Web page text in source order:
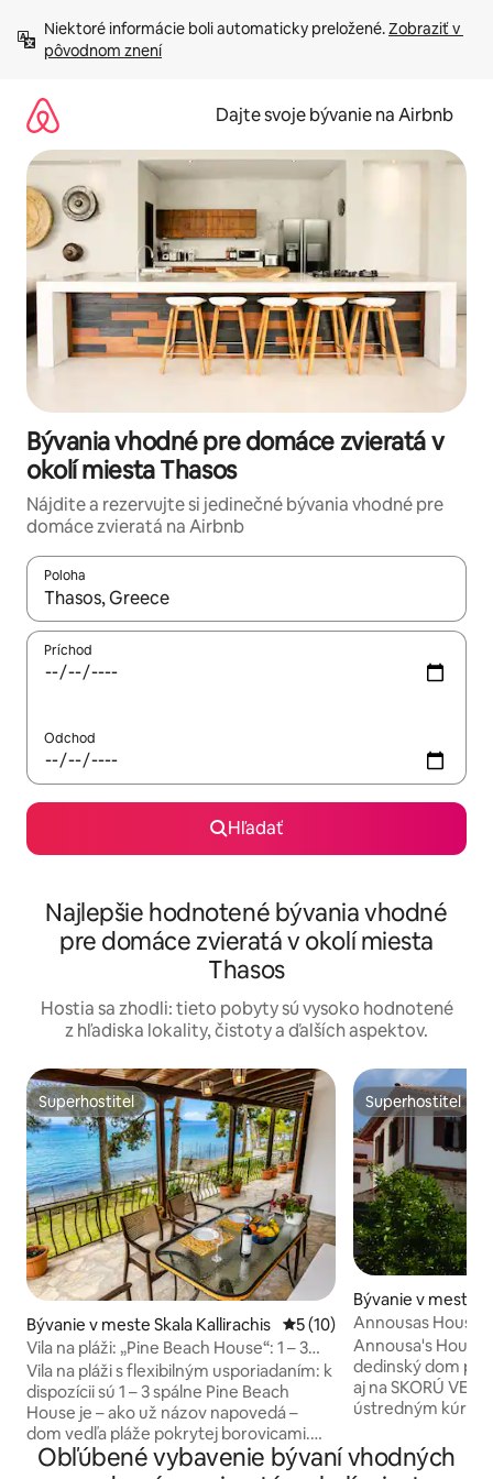
obsah.
Niektoré informácie boli automaticky preložené. Zobraziť v
pôvodnom znení
Dajte svoje bývanie na Airbnb
Bývania vhodné pre domáce zvieratá v
okolí miesta Thasos
Nájdite a rezervujte si jedinečné bývania vhodné pre
domáce zvieratá na Airbnb
Poloha
Keď budú výsledky k dispozícii, môžete si ich prechádzať
Príchod
Odchod
Hľadať
Najlepšie hodnotené bývania vhodné
pre domáce zvieratá v okolí miesta
Thasos
Hostia sa zhodli: tieto pobyty sú vysoko hodnotené
z hľadiska lokality, čistoty a ďalších aspektov.
Superhostiteľ
Superhostiteľ
Bývanie v meste Skala Kallirachis Priemerné ohodnotenie 5
5 (10)
Vila na pláži: „Pine Beach House“: 1 – 3
spálne
Vila na pláži s flexibilným usporiadaním: k
dispozícii sú 1 – 3 spálne Pine Beach
House je – ako už názov napovedá –
dom vedľa pláže pokrytej borovicami.
Krištáľovo čistá voda, borovice,
Superhostiteľ
Superhostiteľ
Bývanie v meste
Annousas
vidiecky dom
Annousa's House
dedinský dom pre
aj na SKORÚ
ústredným
ktorá vás
západy slnka nad
Obľúbené vybavenie bývaní vhodných